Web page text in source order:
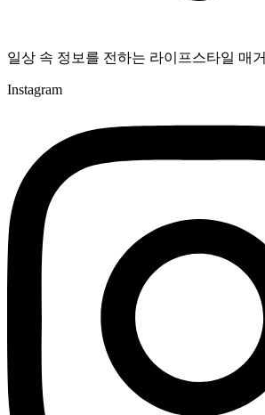
일상 속 정보를 전하는 라이프스타일 매
Instagram